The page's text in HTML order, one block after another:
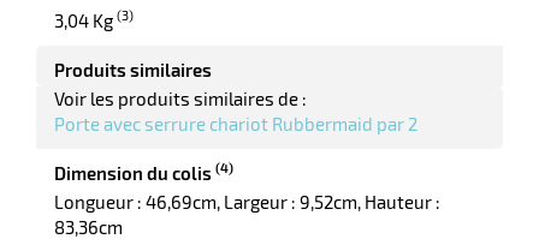
3,04 Kg (3)
Produits similaires
Voir les produits similaires de :
Porte avec serrure chariot Rubbermaid par 2
Dimension du colis (4)
Longueur : 46,69cm Largeur : 9,52cm Hauteur :
83,36cm